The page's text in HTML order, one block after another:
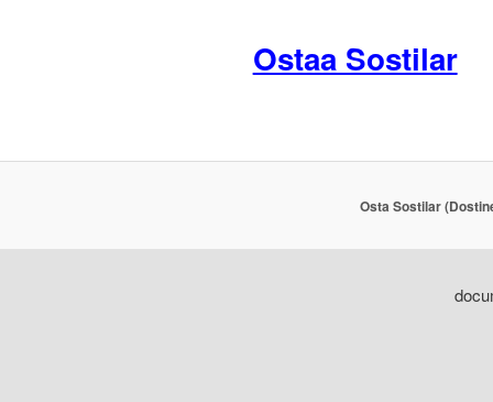
Ostaa Sostilar
Osta Sostilar